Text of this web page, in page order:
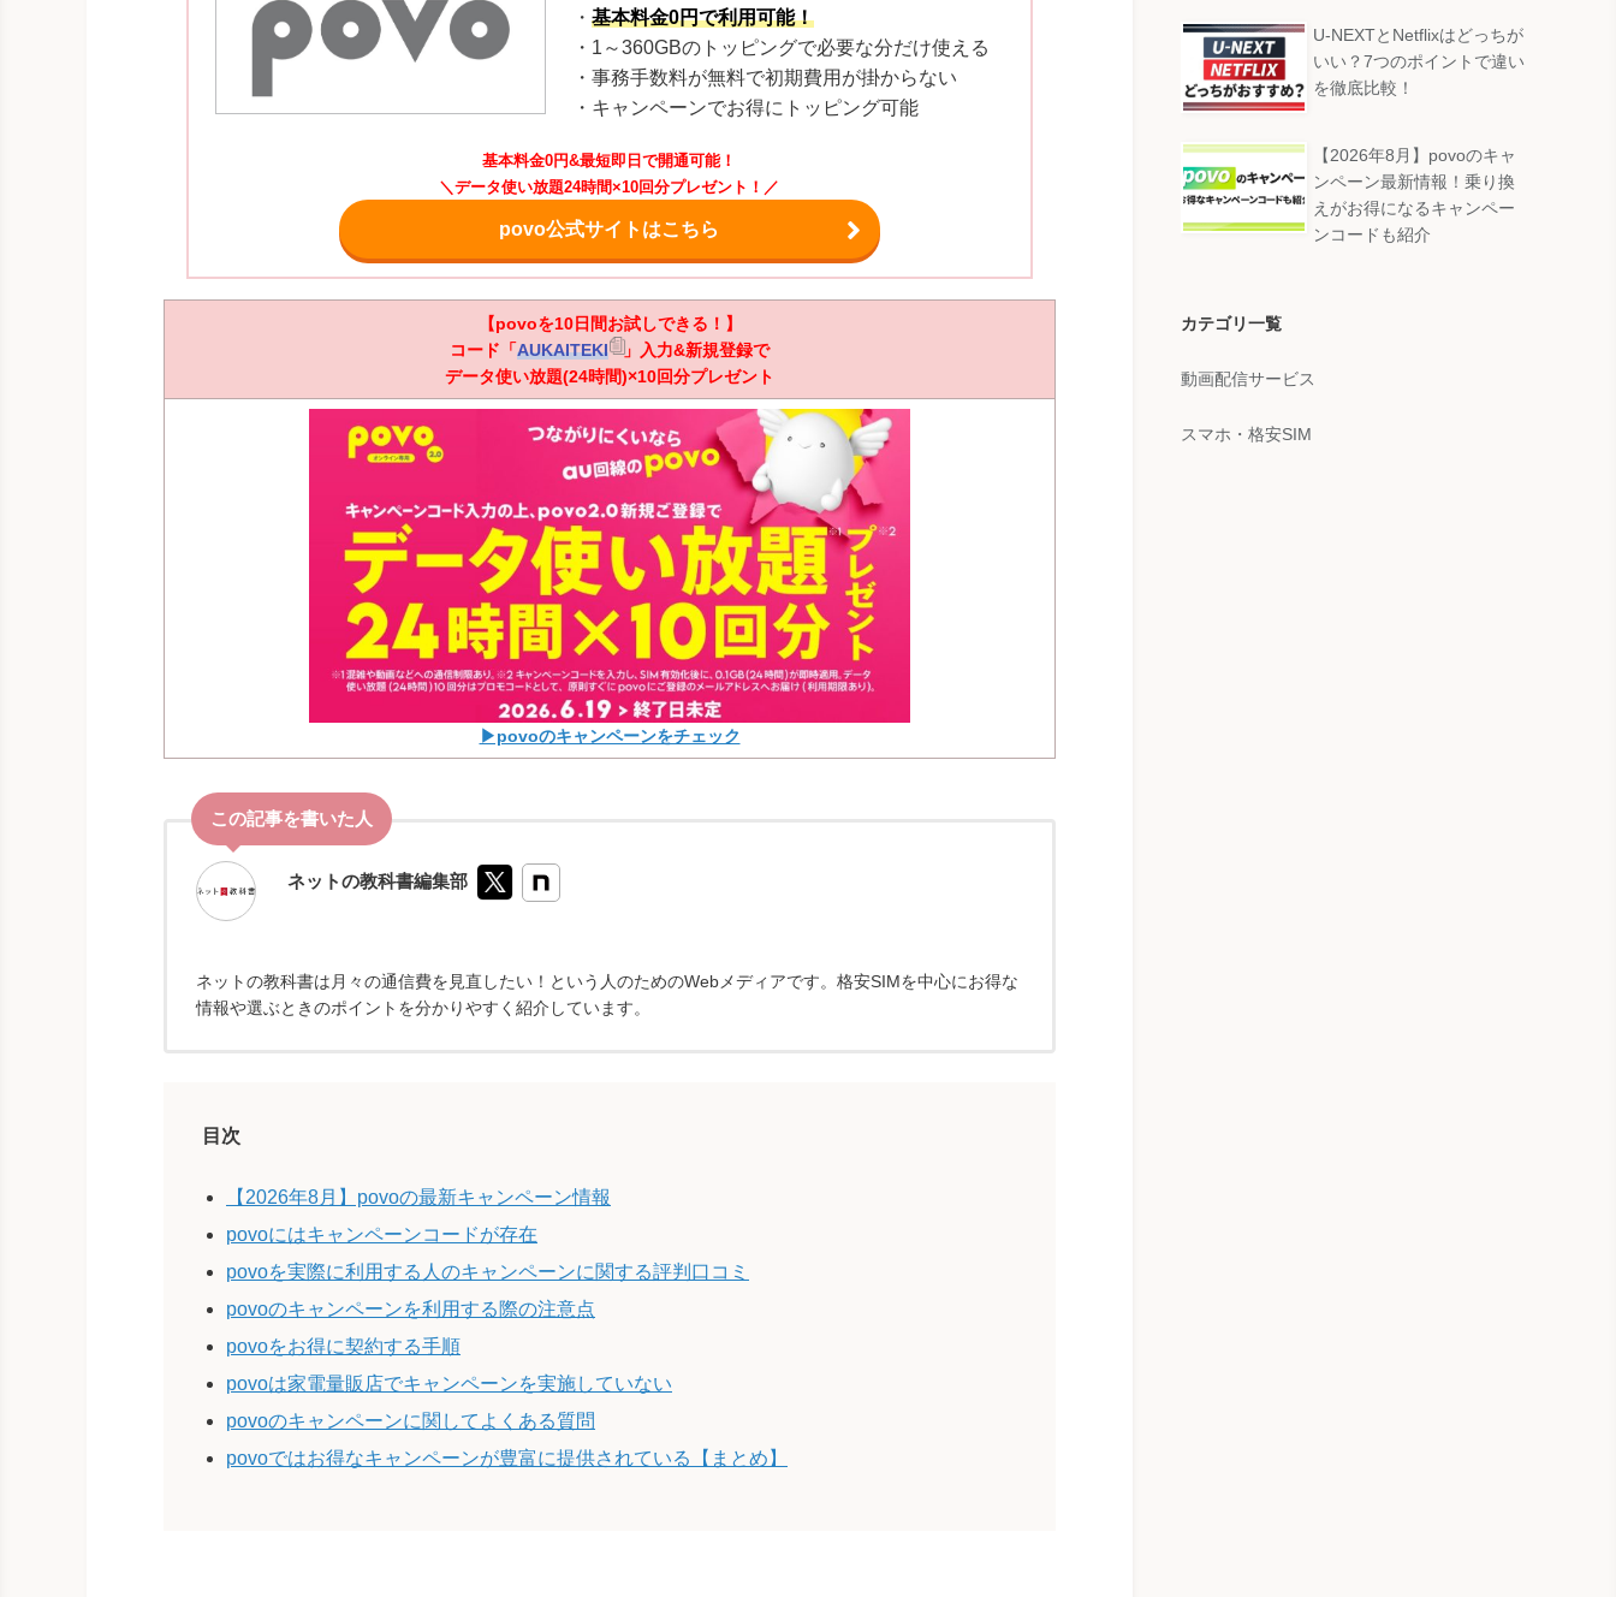
・基本料金0円で利用可能！
・1～360GBのトッピングで必要な分だけ使える
・事務手数料が無料で初期費用が掛からない
・キャンペーンでお得にトッピング可能
基本料金0円&最短即日で開通可能！
＼データ使い放題24時間×10回分プレゼント！／
povo公式サイトはこちら
【povoを10日間お試しできる！】
コード「AUKAITEKI
」入力&新規登録で
データ使い放題(24時間)×10回分プレゼント
▶povoのキャンペーンをチェック
ネットの教科書編集部
ネットの教科書は月々の通信費を見直したい！という人のためのWebメディアです。格安SIMを中心にお得な
情報や選ぶときのポイントを分かりやすく紹介しています。
目次
【2026年8月】povoの最新キャンペーン情報
povoにはキャンペーンコードが存在
povoを実際に利用する人のキャンペーンに関する評判口コミ
povoのキャンペーンを利用する際の注意点
povoをお得に契約する手順
povoは家電量販店でキャンペーンを実施していない
povoのキャンペーンに関してよくある質問
povoではお得なキャンペーンが豊富に提供されている【まとめ】
U-NEXTとNetflixはどっちが
いい？7つのポイントで違い
を徹底比較！
【2026年8月】povoのキャ
ンペーン最新情報！乗り換
えがお得になるキャンペー
ンコードも紹介
カテゴリ一覧
動画配信サービス
スマホ・格安SIM